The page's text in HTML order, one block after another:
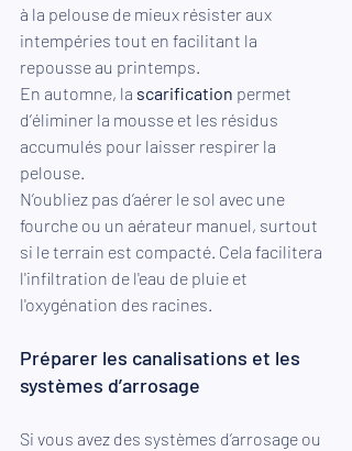
à la pelouse de mieux résister aux
intempéries tout en facilitant la
repousse au printemps.
En automne, la scarification permet
d’éliminer la mousse et les résidus
accumulés pour laisser respirer la
pelouse.
N’oubliez pas d’aérer le sol avec une
fourche ou un aérateur manuel, surtout
si le terrain est compacté. Cela facilitera
l'infiltration de l'eau de pluie et
l'oxygénation des racines.
Préparer les canalisations et les
systèmes d’arrosage
Si vous avez des systèmes d’arrosage ou